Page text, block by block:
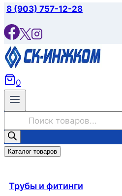
8 (903) 757-12-28
0
товаров
Каталог товаров
Трубы и фитинги